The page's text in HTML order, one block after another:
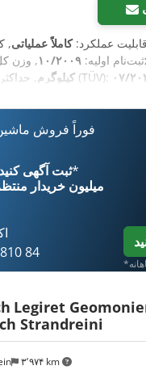
عملکرد:کاملاً عملیاتی,
ثبت‌نام اولیه: ۱۰/۲۰۰۹, وزن
کیلوگرم, , بازرسی بعدی (TÜV): ۲۰۲۷
, ارتفاع کل:۲٬۸۵۰ میلی‌متر
فوراً فروش
اکنون از ‎€۴٫۴۹ ثبت آگهی کنید*
۱۱ میلیون خریدار
84
۳٬۹۷۴ km
Legiret
Strandreini